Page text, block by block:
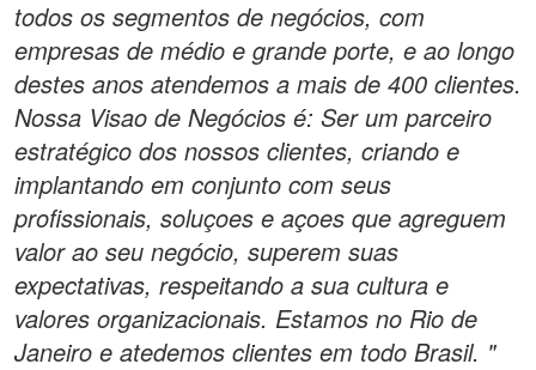
todos os segmentos de negócios, com
empresas de médio e grande porte, e ao longo
destes anos atendemos a mais de 400 clientes.
Nossa Visao de Negócios é: Ser um parceiro
estratégico dos nossos clientes, criando e
implantando em conjunto com seus
profissionais, soluçoes e açoes que agreguem
valor ao seu negócio, superem suas
expectativas, respeitando a sua cultura e
valores organizacionais. Estamos no Rio de
Janeiro e atedemos clientes em todo Brasil. "